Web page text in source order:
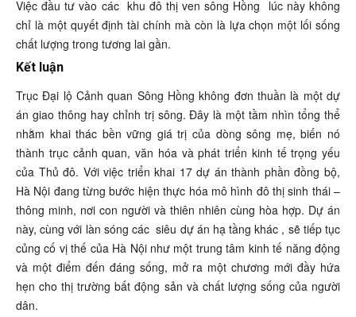
Việc đầu tư vào các khu đô thị ven sông Hồng
lúc này không
chỉ là một quyết định tài chính mà còn là lựa chọn một lối sống
chất lượng trong tương lai gần.
Kết luận
Trục Đại lộ Cảnh quan Sông Hồng không đơn thuần là một dự
án giao thông hay chỉnh trị sông. Đây là một tầm nhìn tổng thể
nhằm khai thác bền vững giá trị của dòng sông mẹ, biến nó
thành trục cảnh quan, văn hóa và phát triển kinh tế trọng yếu
của Thủ đô. Với việc triển khai 17 dự án thành phần đồng bộ,
Hà Nội đang từng bước hiện thực hóa mô hình đô thị sinh thái –
thông minh, nơi con người và thiên nhiên cùng hòa hợp. Dự án
này, cùng với làn sóng các siêu dự án hạ tầng khác , sẽ tiếp tục
củng cố vị thế của Hà Nội như một trung tâm kinh tế năng động
và một điểm đến đáng sống, mở ra một chương mới đầy hứa
hẹn cho thị trường bất động sản và chất lượng sống của người
dân.